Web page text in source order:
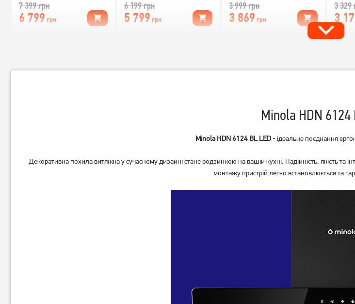
7 399грн
6 799 грн
6 199грн
5 799 грн
3 999грн
3 869 грн
3 329
3
0960 PUNTO GREY
Ventolux Garda 60 BK (700)
600 black 50 (1F364A2L8D)
5 199грн
Chef
60
9
Minola HDN 6124
Minola HDN 6124 BL LED- ідеальне поєднання
Декоративна похила витяжка у сучасному дизайні стане родзинкою на вашій кухні. Надійність, якість та
монтажу пристрій легко встановлюється та